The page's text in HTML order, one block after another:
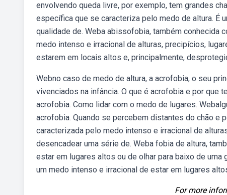
envolvendo queda livre, por exemplo, tem grandes
específica que se caracteriza pelo medo de altura. É
qualidade de. Weba abissofobia, também conhecida
medo intenso e irracional de alturas, precipícios,
estarem em locais altos e, principalmente,
Webno caso de medo de altura, a acrofobia, o seu
vivenciados na infância. O que é acrofobia e por
acrofobia. Como lidar com o medo de lugares.
acrofobia. Quando se percebem distantes do chão e
caracterizada pelo medo intenso e irracional de
desencadear uma série de. Weba fobia de altura,
estar em lugares altos ou de olhar para baixo de
um medo intenso e irracional de estar em lugares
For more